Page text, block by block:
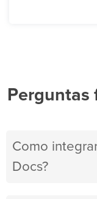
Perguntas
Como
Docs?